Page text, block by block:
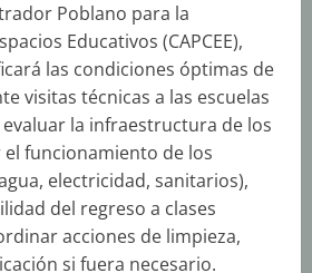
Poblano para la
Educativos (CAPCEE),
las condiciones óptimas de
visitas técnicas a las escuelas
la infraestructura de los
funcionamiento de los
electricidad, sanitarios),
del regreso a clases
acciones de limpieza,
si fuera necesario.